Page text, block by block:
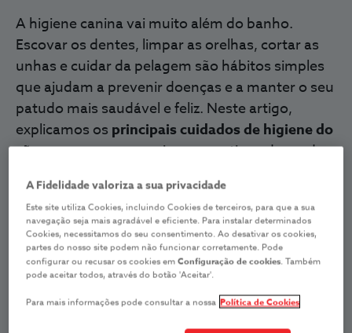
A higiene canina vai muito além do banho.
Escovar os dentes, limpar as orelhas, cortar as
unhas e cuidar da pelagem são hábitos simples
que ajudam a prevenir doenças e a manter o seu
patudo mais saudável e feliz. Neste artigo,
explicamos os principais cuidados de higiene do
cão, para que possa criar uma rotina adequada
Escovagem dos dentes do cão:
como fazer e com que frequência
A saúde oral do seu cão é fundamental. Tal
como os humanos, os cães podem desenvolver
problemas dentários, como tártaro, gengivites e
Segundo umestudo,
A Fidelidade valoriza a sua privacidade
Este site utiliza Cookies, incluindo Cookies de terceiros, para que a sua
navegação seja mais agradável e eficiente. Para instalar determinados
Cookies, necessitamos do seu consentimento. Ao desativar os cookies,
partes do nosso site podem não funcionar corretamente. Pode
configurar ou recusar os cookies emConfiguração de cookies. Também
pode aceitar todos, através do botão 'Aceitar'.
Para mais informações pode consultar a nossa Política de Cookies